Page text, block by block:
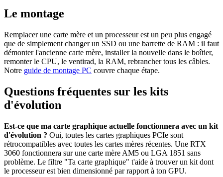
Le montage
Remplacer une carte mère et un processeur est un peu plus engagé
que de simplement changer un SSD ou une barrette de RAM : il faut
démonter l'ancienne carte mère, installer la nouvelle dans le boîtier,
remonter le CPU, le ventirad, la RAM, rebrancher tous les câbles.
Notre guide de montage PC couvre chaque étape.
Questions fréquentes sur les kits
d'évolution
Est-ce que ma carte graphique actuelle fonctionnera avec un kit
d'évolution ? Oui, toutes les cartes graphiques PCIe sont
rétrocompatibles avec toutes les cartes mères récentes. Une RTX
3060 fonctionnera sur une carte mère AM5 ou LGA 1851 sans
problème. Le filtre "Ta carte graphique" t'aide à trouver un kit dont
le processeur est bien dimensionné par rapport à ton GPU.